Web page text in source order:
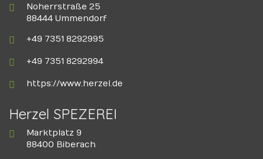
Noherrstraße 25
88444 Ummendorf
+49 7351 8292995
+49 7351 8292994
https://www.herzel.de
Herzel SPEZEREI
Marktplatz 9
88400 Biberach